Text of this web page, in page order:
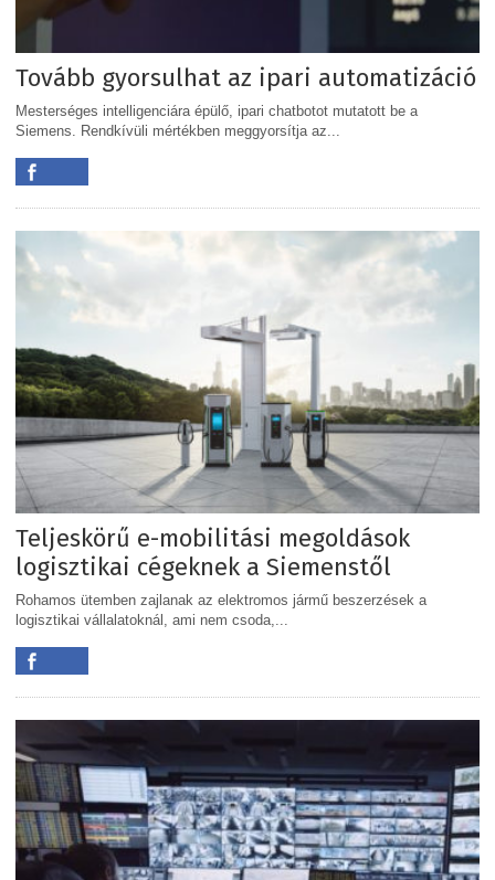
Tovább gyorsulhat az ipari automatizáció
Mesterséges intelligenciára épülő, ipari chatbotot mutatott be a
Siemens. Rendkívüli mértékben meggyorsítja az...
Teljeskörű e-mobilitási megoldások
logisztikai cégeknek a Siemenstől
Rohamos ütemben zajlanak az elektromos jármű beszerzések a
logisztikai vállalatoknál, ami nem csoda,...